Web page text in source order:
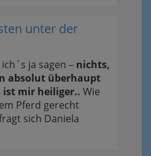
unter der
ja sagen – nichts,
absolut überhaupt
ist mir heiliger.. Wie
Pferd gerecht
sich Daniela